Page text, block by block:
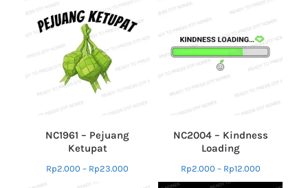
NC1961 – Pejuang
Ketupat
Rp2.000 – Rp23.000
NC2004 – Kindness
Loading
Rp2.000 – Rp12.000